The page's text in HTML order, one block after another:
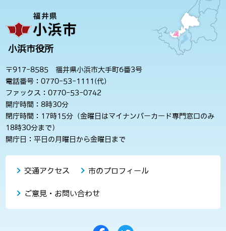
小浜市役所
〒917-8585 福井県小浜市大手町6番3号
電話番号：0770-53-1111(代)
ファックス：0770-53-0742
開庁時間：8時30分
閉庁時間：17時15分（金曜日はマイナンバーカード専門窓口のみ
18時30分まで）
開庁日：平日の月曜日から金曜日まで
交通アクセス 市のプロフィール
ご意見・お問い合わせ